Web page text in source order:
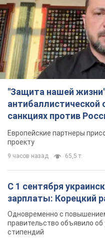
"Защита нашей
антибаллистической
санкциях против
Видео
Европейские партнеры
проекту
9 часов назад 65,5 т.
С 1 сентября
зарплаты: Корецкий
Одновременно с
правительство объявило
стипендий